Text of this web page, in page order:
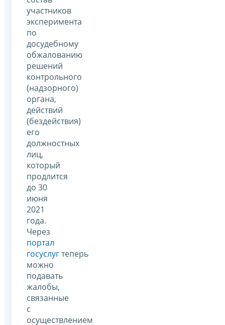
участников
эксперимента
по
досудебному
обжалованию
решений
контрольного
(надзорного)
органа,
действий
(бездействия)
его
должностных
лиц,
который
продлится
до 30
июня
2021
года.
Через
портал
госуслугтеперь
можно
подавать
жалобы,
связанные
с
осуществлением